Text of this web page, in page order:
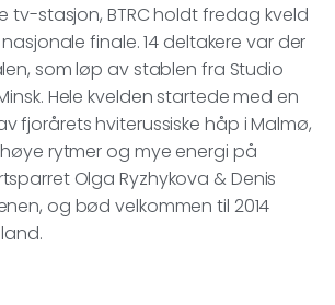
tv-stasjon, BTRC holdt fredag kveld
finale. 14 deltakere var der
som løp av stablen fra Studio
Hele kvelden startede med en
fjorårets hviterussiske håp i Malmø,
høye rytmer og mye energi på
Olga Ryzhykova & Denis
og bød velkommen til 2014